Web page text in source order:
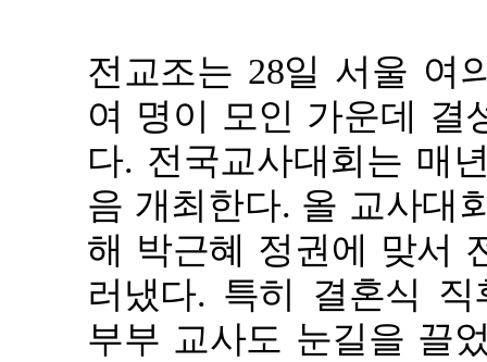
전교조는 28일 서울 여
여 명이 모인 가운데 결
다. 전국교사대회는 매
음 개최한다. 올 교사대
해 박근혜 정권에 맞서
러냈다. 특히 결혼식
부부 교사도 눈길을 끌